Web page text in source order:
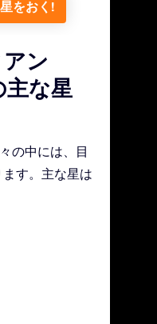
をおく!
ン
な星
の中には、目
す。主な星は